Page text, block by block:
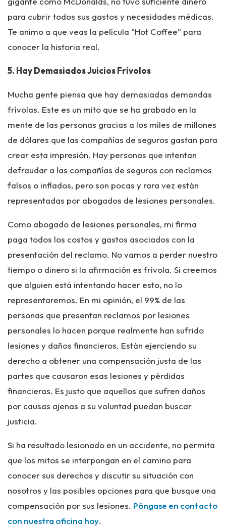
para cubrir todos sus gastos y necesidades médicas.
Te animo a que veas la película “Hot Coffee” para
conocer la historia real.
5. Hay Demasiados Juicios Frívolos
Mucha gente piensa que hay demasiadas demandas
frívolas. Este es un mito que se ha grabado en la
mente de las personas gracias a los miles de millones
de dólares que las compañías de seguros gastan para
crear esta impresión. Hay personas que intentan
defraudar a las compañías de seguros con reclamos
falsos o inflados, pero son pocas y rara vez están
representadas por abogados de lesiones personales.
Como abogado de lesiones personales, mi firma
paga todos los costos y gastos asociados con la
presentación del reclamo. No vamos a perder nuestro
tiempo o dinero si la afirmación es frívola. Si creemos
que alguien está intentando hacer esto, no lo
representaremos. En mi opinión, el 99% de las
personas que presentan reclamos por lesiones
personales lo hacen porque realmente han sufrido
lesiones y daños financieros. Están ejerciendo su
derecho a obtener una compensación justa de las
partes que causaron esas lesiones y pérdidas
financieras. Es justo que aquellos que sufren daños
por causas ajenas a su voluntad puedan buscar
justicia.
Si ha resultado lesionado en un accidente, no permita
que los mitos se interpongan en el camino para
conocer sus derechos y discutir su situación con
nosotros y las posibles opciones para que busque una
compensación por sus lesiones. Póngase en contacto
con nuestra oficina hoy.